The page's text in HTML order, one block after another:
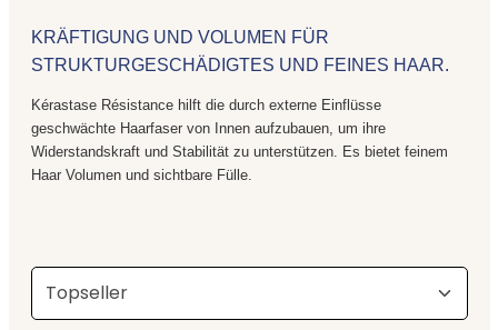
KRÄFTIGUNG UND VOLUMEN FÜR
STRUKTURGESCHÄDIGTES UND FEINES HAAR.
Kérastase Résistance hilft die durch externe Einflüsse
geschwächte Haarfaser von Innen aufzubauen, um ihre
Widerstandskraft und Stabilität zu unterstützen. Es bietet feinem
Haar Volumen und sichtbare Fülle.